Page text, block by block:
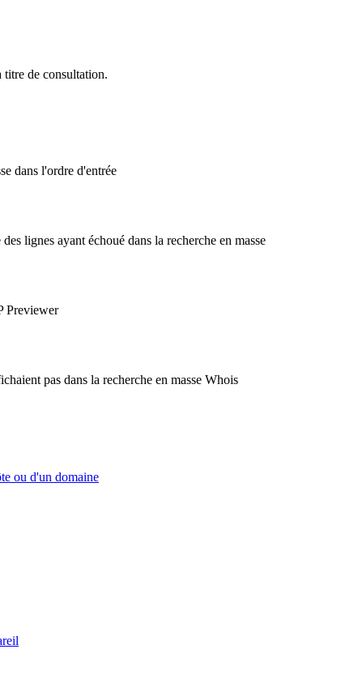
titre de consultation.
dans l'ordre d'entrée
lignes ayant échoué dans la recherche en masse
Previewer
pas dans la recherche en masse Whois
ou d'un domaine